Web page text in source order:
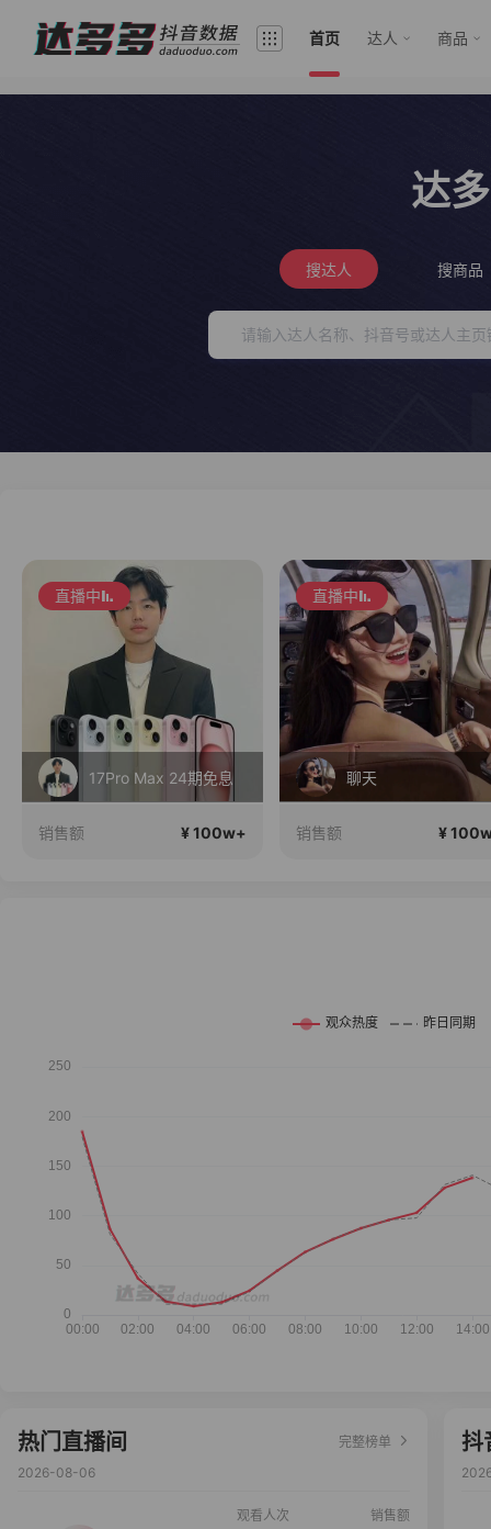
首页 达人 商品
达
搜达人 搜商品
直播中
17Pro Max 24期免息
销售额 ¥ 100w+
直播中
聊天
销售额 ¥
热门直播间
完整榜单
2026-08-06
观看人次 销售额
抖